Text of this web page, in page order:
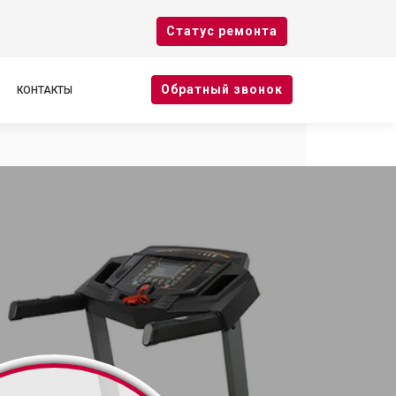
Cтатус ремонта
КОНТАКТЫ Oбратный звонок